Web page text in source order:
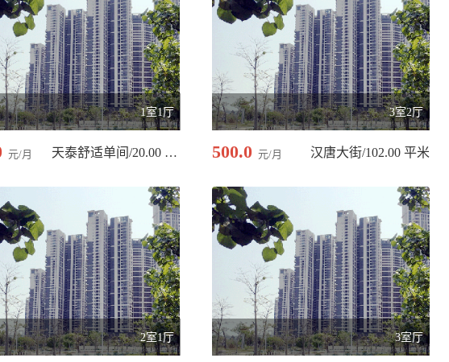
1室1厅
元/月 天泰舒适单间/20.00 平米
3室2厅
500.0 元/月 汉唐大街/102.00 平米
2室1厅 3室厅